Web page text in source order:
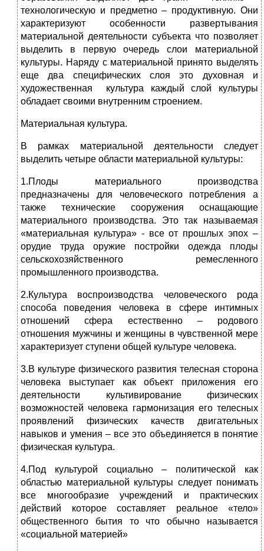
технологическую и предметно – продуктивную. Они
характеризуют особенности развертывания
материальной деятельности субъекта что позволяет
выделить в первую очередь слои материальной
культуры. Наряду с материальной принято выделять
еще два специфических слоя это духовная и
художественная культура каждый слой культуры
обладает своими внутренним строением.
Материальная культура.
В рамках материальной деятельности следует
выделить четыре области материальной культуры:
1.Плоды материального производства
предназначены для человеческого потребления а
также технические сооружения оснащающие
материального производства. Это так называемая
«материальная культура» - все от прошлых эпох –
орудие труда оружие постройки одежда плоды
сельскохозяйственного ремесленного
промышленного производства.
2.Культура воспроизводства человеческого рода
способа поведения человека в сфере интимных
отношений сфера естественно – родового
отношения мужчины и женщины в чувственной мере
характеризует ступени общей культуре человека.
3.В культуре физического развития телесная сторона
человека выступает как объект приложения его
деятельности культивирование физических
возможностей человека гармонизация его телесных
проявлений физических качеств двигательных
навыков и умения – все это объединяется в понятие
физическая культура.
4.Под культурой социально – политической как
областью материальной культуры следует понимать
все многообразие учреждений и практических
действий которое составляет реальное «тело»
общественного бытия то что обычно называется
«социальной материей»